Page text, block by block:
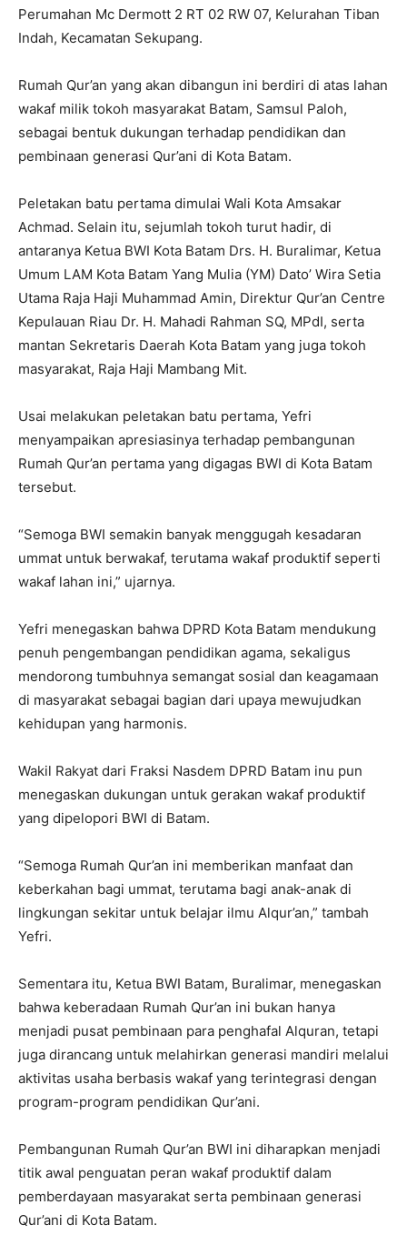
Perumahan Mc Dermott 2 RT 02 RW 07, Kelurahan Tiban
Indah, Kecamatan Sekupang.
Rumah Qur’an yang akan dibangun ini berdiri di atas lahan
wakaf milik tokoh masyarakat Batam, Samsul Paloh,
sebagai bentuk dukungan terhadap pendidikan dan
pembinaan generasi Qur’ani di Kota Batam.
Peletakan batu pertama dimulai Wali Kota Amsakar
Achmad. Selain itu, sejumlah tokoh turut hadir, di
antaranya Ketua BWI Kota Batam Drs. H. Buralimar, Ketua
Umum LAM Kota Batam Yang Mulia (YM) Dato’ Wira Setia
Utama Raja Haji Muhammad Amin, Direktur Qur’an Centre
Kepulauan Riau Dr. H. Mahadi Rahman SQ, MPdI, serta
mantan Sekretaris Daerah Kota Batam yang juga tokoh
masyarakat, Raja Haji Mambang Mit.
Usai melakukan peletakan batu pertama, Yefri
menyampaikan apresiasinya terhadap pembangunan
Rumah Qur’an pertama yang digagas BWI di Kota Batam
tersebut.
“Semoga BWI semakin banyak menggugah kesadaran
ummat untuk berwakaf, terutama wakaf produktif seperti
wakaf lahan ini,” ujarnya.
Yefri menegaskan bahwa DPRD Kota Batam mendukung
penuh pengembangan pendidikan agama, sekaligus
mendorong tumbuhnya semangat sosial dan keagamaan
di masyarakat sebagai bagian dari upaya mewujudkan
kehidupan yang harmonis.
Wakil Rakyat dari Fraksi Nasdem DPRD Batam inu pun
menegaskan dukungan untuk gerakan wakaf produktif
yang dipelopori BWI di Batam.
“Semoga Rumah Qur’an ini memberikan manfaat dan
keberkahan bagi ummat, terutama bagi anak-anak di
lingkungan sekitar untuk belajar ilmu Alqur’an,” tambah
Yefri.
Sementara itu, Ketua BWI Batam, Buralimar, menegaskan
bahwa keberadaan Rumah Qur’an ini bukan hanya
menjadi pusat pembinaan para penghafal Alquran, tetapi
juga dirancang untuk melahirkan generasi mandiri melalui
aktivitas usaha berbasis wakaf yang terintegrasi dengan
program-program pendidikan Qur’ani.
Pembangunan Rumah Qur’an BWI ini diharapkan menjadi
titik awal penguatan peran wakaf produktif dalam
pemberdayaan masyarakat serta pembinaan generasi
Qur’ani di Kota Batam.